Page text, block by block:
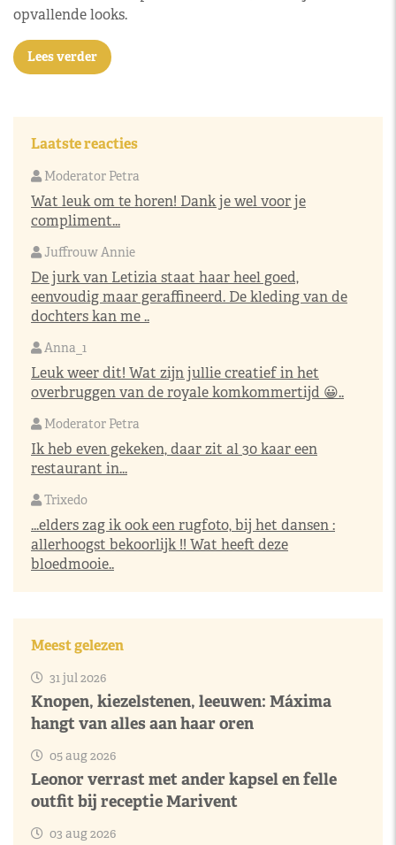
opvallende looks.
Lees verder
Laatste reacties
Moderator Petra
Wat leuk om te horen! Dank je wel voor je
compliment...
Juffrouw Annie
De jurk van Letizia staat haar heel goed,
eenvoudig maar geraffineerd. De kleding van de
dochters kan me ..
Anna_1
Leuk weer dit! Wat zijn jullie creatief in het
overbruggen van de royale komkommertijd 😀..
Moderator Petra
Ik heb even gekeken, daar zit al 30 kaar een
restaurant in...
Trixedo
...elders zag ik ook een rugfoto, bij het dansen :
allerhoogst bekoorlijk !! Wat heeft deze
bloedmooie..
Meest gelezen
31 jul 2026
Knopen, kiezelstenen, leeuwen: Máxima
hangt van alles aan haar oren
05 aug 2026
Leonor verrast met ander kapsel en felle
outfit bij receptie Marivent
03 aug 2026